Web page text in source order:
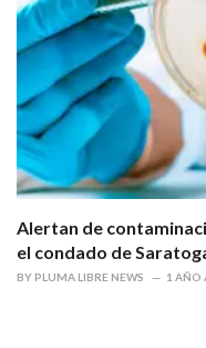
Alertan de
el condado de
BY PLUMA LIBRE NEWS 1 AÑO